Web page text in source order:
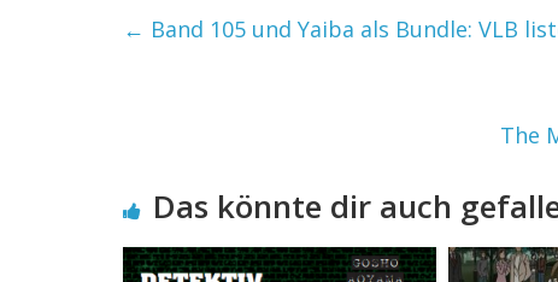
← Band 105 und Yaiba als Bundle: VLB
The
Das könnte dir auch